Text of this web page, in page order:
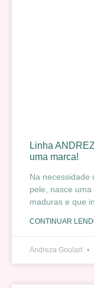
Linha
uma marca!
Na necessidade
pele, nasce
maduras e que
CONTINUAR
Andreza Goulart